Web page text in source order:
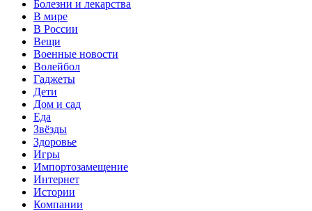
Болезни и лекарства
В мире
В России
Вещи
Военные новости
Волейбол
Гаджеты
Дети
Дом и сад
Еда
Звёзды
Здоровье
Игры
Импортозамещение
Интернет
Истории
Компании